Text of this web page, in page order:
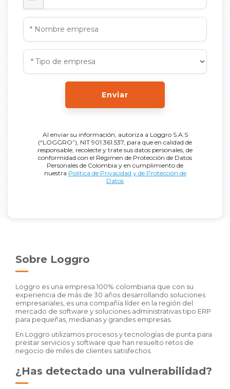
Enviar
Al enviar su información, autoriza a Loggro S.A.S
(“LOGGRO”), NIT 901.361.537, para que en calidad de
responsable, recolecte y trate sus datos personales, de
conformidad con el Régimen de Protección de Datos
Personales de Colombia y en cumplimiento de
nuestra Política de Privacidad y de Protección de
Datos
Sobre Loggro
Loggro es una empresa 100% colombiana que con su
experiencia de más de 30 años desarrollando soluciones
empresariales, es una compañía líder en la región del
mercado de software y soluciones administrativas tipo ERP
para pequeñas, medianas y grandes empresas.
En Loggro utilizamos procesos y tecnologías de punta para
prestar servicios y software que han resuelto retos de
negocio de miles de clientes satisfechos.
¿Has detectado una vulnerabilidad?